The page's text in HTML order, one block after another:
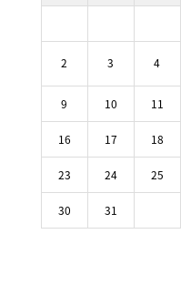
2 3 4
9 10 11
16 17 18
23 24 25
30 31